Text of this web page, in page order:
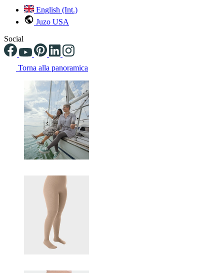
English (Int.)
Juzo USA
Social
Torna alla panoramica